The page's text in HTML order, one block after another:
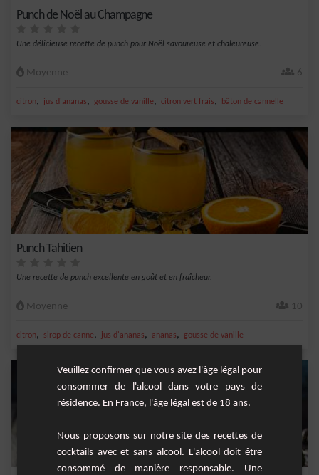
Punch de Noël au Champagne
Une délicieuse recette de punch pour Noël savoureuse et chaleureuse.
Moyenne 6
citron, jus d'ananas, gousse de vanille, citron vert frais, bâton de cannelle
Punch Tahitien
Une recette de punch excellente en goût et en fraîcheur.
Moyenne 10
citron, sirop de canne, jus d'ananas, ananas, gousse de vanille
Veuillez confirmer que vous avez l'âge légal pour
consommer de l'alcool dans votre pays de
résidence. En France, l'âge légal est de 18 ans.
Nous proposons sur notre site des recettes de
cocktails avec et sans alcool. L'alcool doit être
consommé de manière responsable. Une